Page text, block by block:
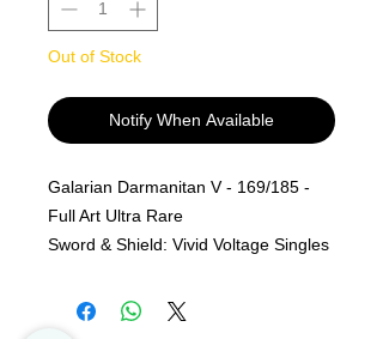
Out of Stock
Notify When Available
Galarian Darmanitan V - 169/185 -
Full Art Ultra Rare
Sword & Shield: Vivid Voltage Singles